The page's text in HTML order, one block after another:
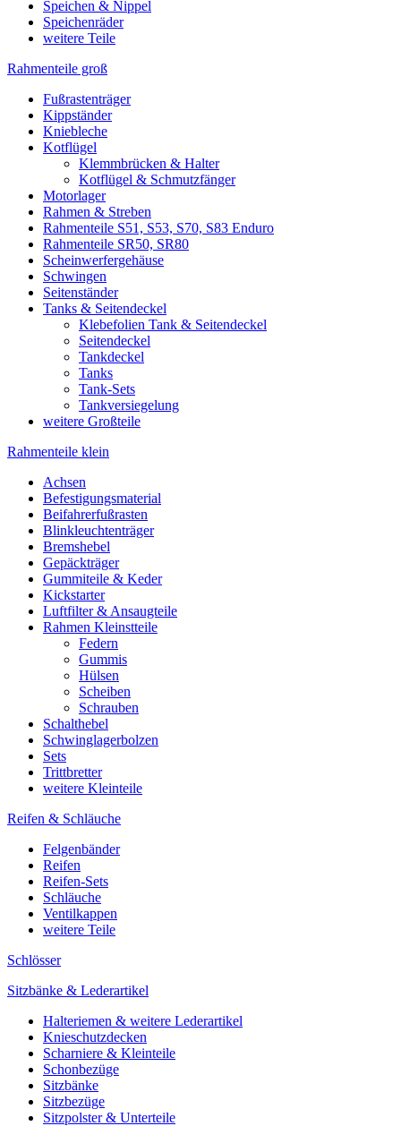
Speichen & Nippel
Speichenräder
weitere Teile
Rahmenteile groß
Fußrastenträger
Kippständer
Kniebleche
Kotflügel
Klemmbrücken & Halter
Kotflügel & Schmutzfänger
Motorlager
Rahmen & Streben
Rahmenteile S51, S53, S70, S83 Enduro
Rahmenteile SR50, SR80
Scheinwerfergehäuse
Schwingen
Seitenständer
Tanks & Seitendeckel
Klebefolien Tank & Seitendeckel
Seitendeckel
Tankdeckel
Tanks
Tank-Sets
Tankversiegelung
weitere Großteile
Rahmenteile klein
Achsen
Befestigungsmaterial
Beifahrerfußrasten
Blinkleuchtenträger
Bremshebel
Gepäckträger
Gummiteile & Keder
Kickstarter
Luftfilter & Ansaugteile
Rahmen Kleinstteile
Federn
Gummis
Hülsen
Scheiben
Schrauben
Schalthebel
Schwinglagerbolzen
Sets
Trittbretter
weitere Kleinteile
Reifen & Schläuche
Felgenbänder
Reifen
Reifen-Sets
Schläuche
Ventilkappen
weitere Teile
Schlösser
Sitzbänke & Lederartikel
Halteriemen & weitere Lederartikel
Knieschutzdecken
Scharniere & Kleinteile
Schonbezüge
Sitzbänke
Sitzbezüge
Sitzpolster & Unterteile